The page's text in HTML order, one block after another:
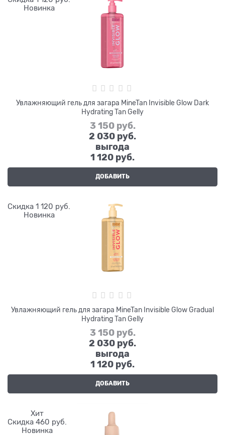
Новинка
Увлажняющий гель для загара MineTan Invisible Glow Dark
Hydrating Tan Gelly
3 150 руб.
2 030 руб.
выгода
1 120 руб.
ДОБАВИТЬ
Скидка 1 120 руб.
Новинка
Увлажняющий гель для загара MineTan Invisible Glow Gradual
Hydrating Tan Gelly
3 150 руб.
2 030 руб.
выгода
1 120 руб.
ДОБАВИТЬ
Хит
Скидка 460 руб.
Новинка